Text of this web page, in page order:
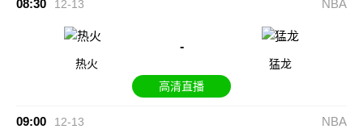
08:30 12-13 NBA
热火
-
猛龙
高清直播
09:00 12-13 NBA